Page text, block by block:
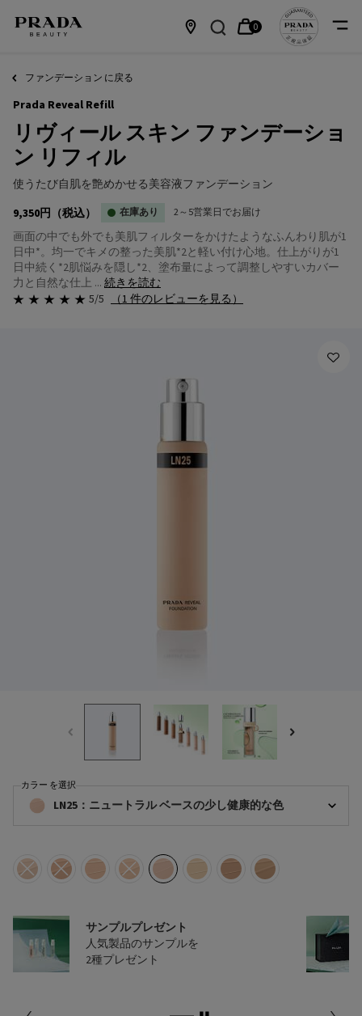
報
0
0 カート内の製品
ファンデーション に戻る
Prada Reveal Refill
リヴィール スキン ファンデーショ
ン リフィル
使うたび自肌を艶めかせる美容液ファンデーション
9,350円 （税込） 在庫あり 2～5営業日でお届け
画面の中でも外でも美肌フィルターをかけたようなふんわり肌が1
日中*。均一でキメの整った美肌*2と軽い付け心地。仕上がりが1
日中続く*2​肌悩みを隠し*2、塗布量によって調整しやすいカバー
力と自然な仕上 ... 続きを読む
5/5 （1 件のレビューを見る）
リヴィール スキン ファンデーション リフィル の カラー を選択してください
LN25：ニュートラル ベースの少し健康的な色
カラー を選択
選択済み
商品バリエーションは在庫切れです, LC5：クールベースの明るい色​, 1/8
選択済み
商品バリエーションは在庫切れです, LC10：クール ベースの標準的な色​,
選択済み
LN5：ニュートラル ベースの明るい色, 3/8
選択済み
商品バリエーションは在庫切れです, LN10：ニュート
選択済み
LN25：ニュートラル ベースの少し健康的な色,
選択済み
LW5：ウォームベースの明るい色, 6/8
選択済み
MN45：ウォームベースの健康
選択済み
MW50：ウォームベース
サンプルプレゼント
人気製品のサンプルを
2種プレゼント